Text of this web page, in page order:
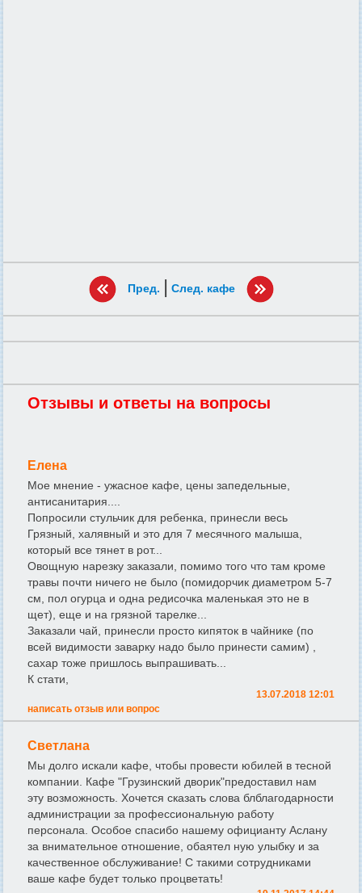
Пред. | След. кафе
Отзывы и ответы на вопросы
Елена
Мое мнение - ужасное кафе, цены запедельные,
антисанитария....
Попросили стульчик для ребенка, принесли весь
Грязный, халявный и это для 7 месячного малыша,
который все тянет в рот...
Овощную нарезку заказали, помимо того что там кроме
травы почти ничего не было (помидорчик диаметром 5-7
см, пол огурца и одна редисочка маленькая это не в
щет), еще и на грязной тарелке...
Заказали чай, принесли просто кипяток в чайнике (по
всей видимости заварку надо было принести самим) ,
сахар тоже пришлось выпрашивать...
К стати,
13.07.2018 12:01
написать отзыв или вопрос
Светлана
Мы долго искали кафе, чтобы провести юбилей в тесной
компании. Кафе "Грузинский дворик"предоставил нам
эту возможность. Хочется сказать слова блблагодарности
администрации за профессиональную работу
персонала. Особое спасибо нашему официанту Аслану
за внимательное отношение, обаятел ную улыбку и за
качественное обслуживание! С такими сотрудниками
ваше кафе будет только процветать!